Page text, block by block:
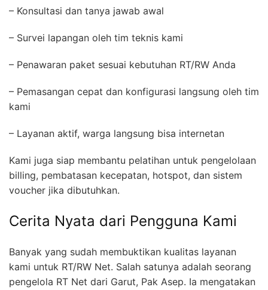
– Konsultasi dan tanya jawab awal
– Survei lapangan oleh tim teknis kami
– Penawaran paket sesuai kebutuhan RT/RW Anda
– Pemasangan cepat dan konfigurasi langsung oleh tim
kami
– Layanan aktif, warga langsung bisa internetan
Kami juga siap membantu pelatihan untuk pengelolaan
billing, pembatasan kecepatan, hotspot, dan sistem
voucher jika dibutuhkan.
Cerita Nyata dari Pengguna Kami
Banyak yang sudah membuktikan kualitas layanan
kami untuk RT/RW Net. Salah satunya adalah seorang
pengelola RT Net dari Garut, Pak Asep. Ia mengatakan